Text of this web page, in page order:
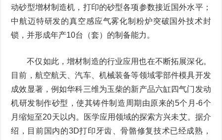
动砂型增材制造机，打印的砂型各项参数接近国外水平；
中航迈特研发的真空感应气雾化制粉炉突破国外技术封
锁，并形成年产10台（套）的制备能力。
不仅如此，增材制造的行业应用也在不断拓展深化。
目前，航空航天、汽车、机械装备等领域零部件模具开发
成效显著，例如华科三维为玉柴的新产品六缸四气门发动
机研发制作砂型，使其铸件制造周期由原来的5个月-6个
月缩短至20天以内。医学应用领域的探索方兴未艾。据介
绍，目前国内的3D打印牙齿、骨骼修复技术已经成熟，